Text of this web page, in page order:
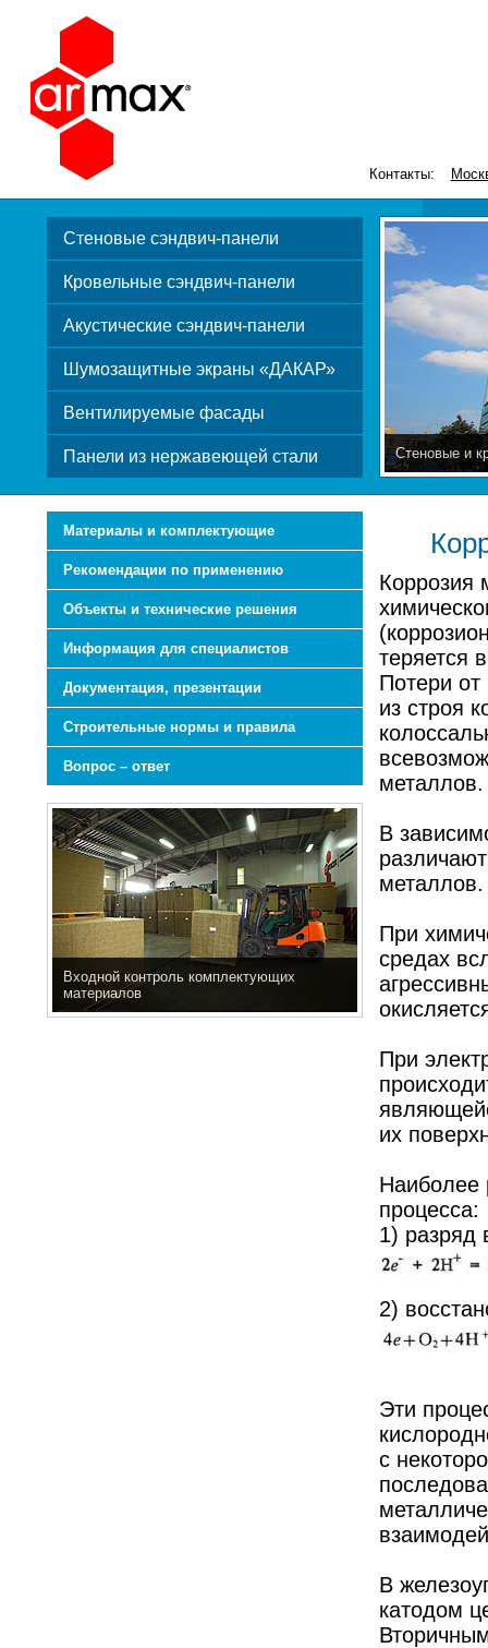
Контакты:
Стеновые сэндвич-панели
Кровельные сэндвич-панели
Акустические сэндвич-панели
Шумозащитные экраны «ДАКАР»
Вентилируемые фасады
Панели из нержавеющей стали Стеновые и
Материалы и комплектующие
Рекомендации по применению
Объекты и технические решения
Информация для специалистов
Документация, презентации
Строительные нормы и правила
Вопрос – ответ
Входной контроль комплектующих
материалов
Коррозия
теряется
Потери
из строя
металлов.
В
металлов.
При
средах
При
их
Наиболее
процесса:
1) разряд
2)
Эти
с
В
катодом